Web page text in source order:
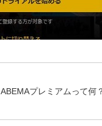
ABEMAプレミアムって何